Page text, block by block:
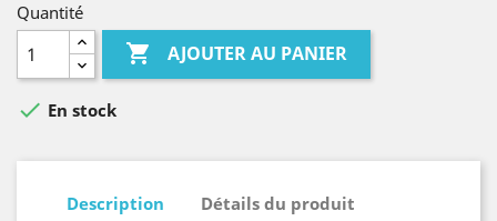
Quantité
 AJOUTER AU PANIER
 En stock
Description Détails du produit